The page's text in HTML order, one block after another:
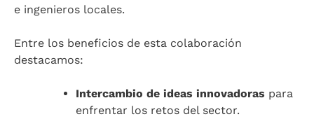
e ingenieros locales.
Entre los beneficios de esta colaboración
destacamos:
Intercambio de ideas innovadoras para
enfrentar los retos del sector.